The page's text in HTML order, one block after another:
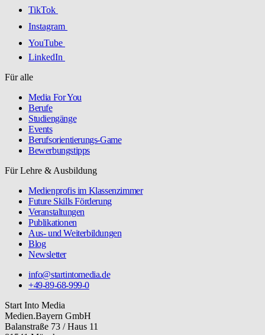
TikTok
Instagram
YouTube
LinkedIn
Für alle
Media For You
Berufe
Studiengänge
Events
Berufsorientierungs-Game
Bewerbungstipps
Für Lehre & Ausbildung
Medienprofis im Klassenzimmer
Future Skills Förderung
Veranstaltungen
Publikationen
Aus- und Weiterbildungen
Blog
Newsletter
info@startintomedia.de
+49-89-68-999-0
Start Into Media
Medien.Bayern GmbH
Balanstraße 73 / Haus 11